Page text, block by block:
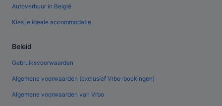
Autoverhuur in België
Kies je ideale accommodatie
Beleid
Gebruiksvoorwaarden
Algemene voorwaarden (exclusief Vrbo-boekingen)
Algemene voorwaarden van Vrbo